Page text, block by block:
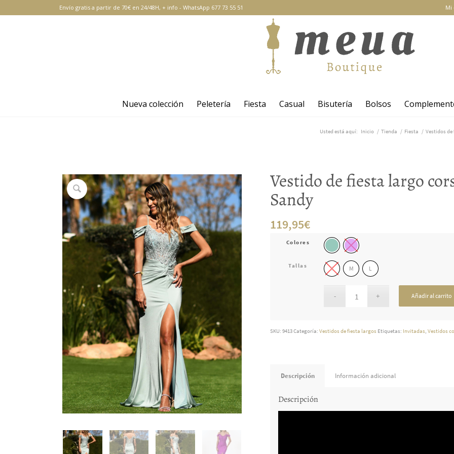
Mi
Envío gratis a partir de 70€ en 24/48H, + info -WhatsApp 677 73 55 51
Nueva colección Peletería Fiesta Casual Bisutería Bolsos
Usted está aquí: Inicio / Tienda / Fiesta / Vestidos
Vestido de fiesta largo
Sandy
119,95€
Colores
Tallas S M L
Añadir al carrito
SKU:9413Categoría:Vestidos de fiesta largos Etiquetas: Invitadas,Vestidos
Descripción Información adicional
Descripción